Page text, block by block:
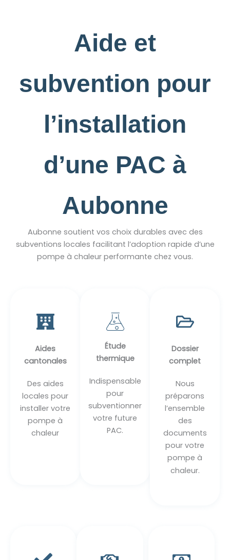
Aide et
subvention pour
l’installation
d’une PAC à
Aubonne
Aubonne soutient vos choix durables avec des
subventions locales facilitant l’adoption rapide d’une
pompe à chaleur performante chez vous.
Aides
cantonales
Des aides
locales pour
installer votre
pompe à
chaleur
Étude
thermique
Indispensable
pour
subventionner
votre future
PAC.
Dossier
complet
Nous
préparons
l’ensemble
des
documents
pour votre
pompe à
chaleur.